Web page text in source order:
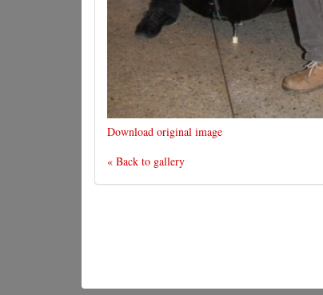
Download original image
« Back to gallery